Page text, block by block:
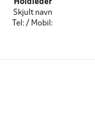
Holdleder
Skjult navn
Tel: / Mobil: